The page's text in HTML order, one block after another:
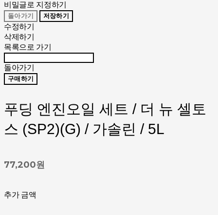
비밀글로 지정하기
돌아가기 저장하기
수정하기
삭제하기
목록으로 가기
돌아가기
구매하기
푸딩 엔진오일 세트 / 더 뉴 셀토
스 (SP2)(G) / 가솔린 / 5L
77,200원
추가 금액